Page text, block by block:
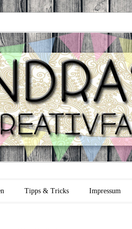
Tipps & Tricks Impressum